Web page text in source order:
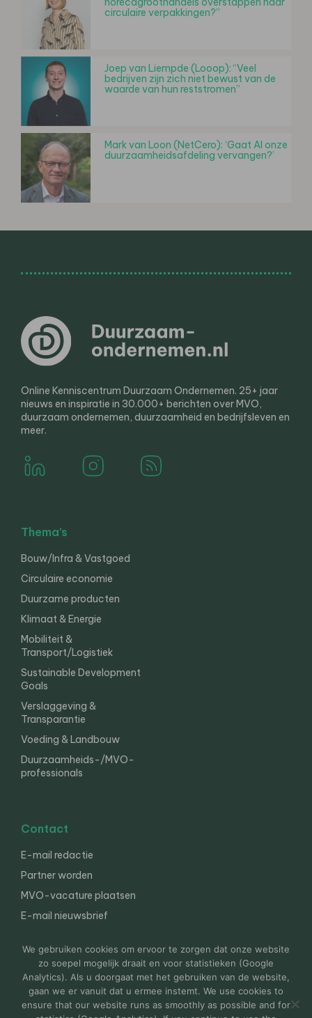
circulaire verpakkingen?”
Joep van Liempde (Looop): “Veel
bedrijven zijn zich niet bewust van de
waarde van hun reststromen”
Mark van Loon (NetCero): ‘Gaat AI onze
duurzaamheidsafdeling vervangen?’
Online Kenniscentrum Duurzaam Ondernemen. 25+ jaar
nieuws en inspiratie in 30.000+ berichten over MVO,
duurzaam ondernemen, duurzaamheid en bedrijfsleven en
meer.
Thema’s
Bouw/Infra & Vastgoed
Circulaire economie
Duurzame producten
Klimaat & Energie
Mobiliteit &
Transport/Logistiek
Sustainable Development
Goals
Verslaggeving &
Transparantie
Voeding & Landbouw
Duurzaamheids-/MVO-
professionals
Contact
E-mail redactie
Partner worden
MVO-vacature plaatsen
E-mail nieuwsbrief
© 2000-2026 Van der Molen EIS Colofon
Disclaimer
Privacy
We gebruiken cookies om ervoor te zorgen dat onze website
zo soepel mogelijk draait en voor statistieken (Google
Analytics). Als u doorgaat met het gebruiken van de website,
gaan we er vanuit dat u ermee instemt. We use cookies to
ensure that our website runs as smoothly as possible and for